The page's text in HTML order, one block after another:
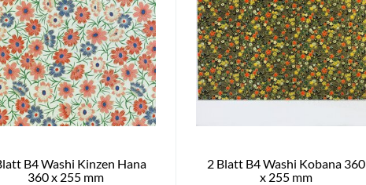
B4 Washi Kinzen Hana
360 x 255 mm
2 Blatt B4 Washi Kobana 360
x 255 mm